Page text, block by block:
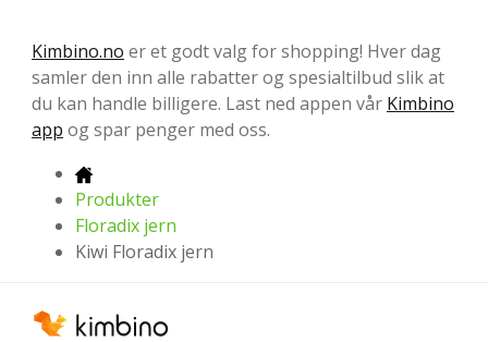
Kimbino.no er et godt valg for shopping! Hver dag
samler den inn alle rabatter og spesialtilbud slik at
du kan handle billigere. Last ned appen vår Kimbino
app og spar penger med oss.
Produkter
Floradix jern
Kiwi Floradix jern